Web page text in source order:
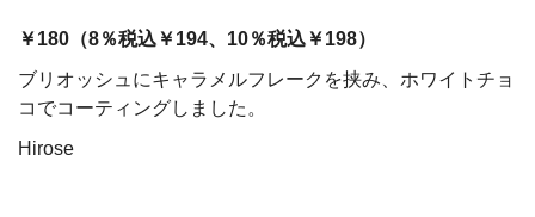
￥180（8％税込￥194、 10％税込￥198）
ブリオッシュにキャラメルフレークを挟み、ホワイトチョ
コでコーティングしました。
Hirose